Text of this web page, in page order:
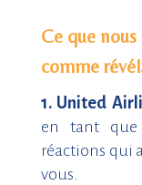
Ce que
comme
1.United
en tant que
réactions qui
vous.